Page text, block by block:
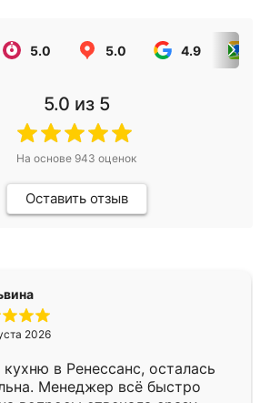
5.0 5.0 4.9
5.0 из 5
На основе 943 оценок
Оставить отзыв
2026
в Ренессанс, осталась
Менеджер всё быстро